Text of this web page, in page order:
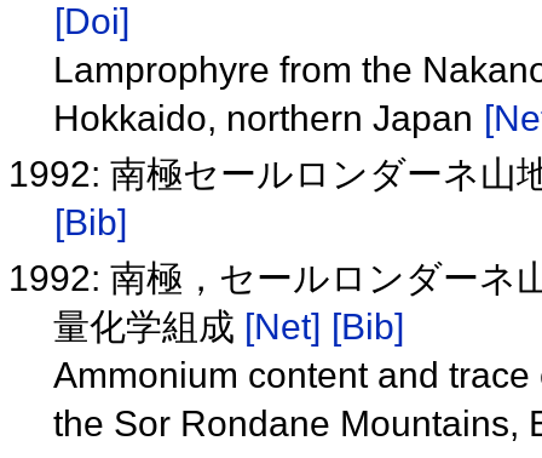
[Doi]
Lamprophyre from the
Hokkaido, northern Japan
1992: 南極セールロンダーネ山
[Bib]
1992: 南極，セールロンダーネ
量化学組成 [Net] [Bib]
Ammonium content and
the Sor Rondane Mountains,